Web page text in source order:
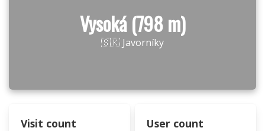
Vysoká (798 m)
🇸🇰 Javorníky
Visit count User count